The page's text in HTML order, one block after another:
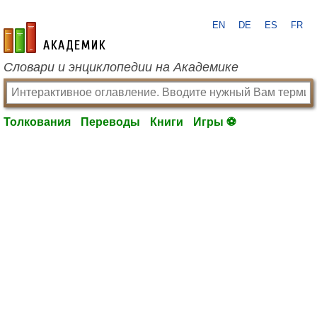
academic.ru
EN DE ES FR
Словари и энциклопедии на Академике
Толкования Переводы Книги Игры ⚽